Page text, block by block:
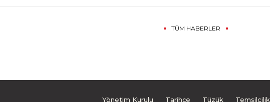
TÜM HABERLER
Yönetim Kurulu Tarihçe Tüzük